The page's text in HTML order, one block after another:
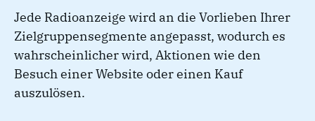
Jede Radioanzeige wird an die Vorlieben Ihrer
Zielgruppensegmente angepasst, wodurch es
wahrscheinlicher wird, Aktionen wie den
Besuch einer Website oder einen Kauf
auszulösen.